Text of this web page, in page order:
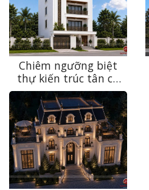
Chiêm ngưỡng biệt
thự kiến trúc tân cổ
điển sang trọng, bền
vững theo thời gian
tại Ninh Bình